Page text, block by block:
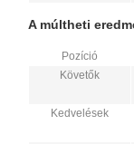
A múltheti
Pozíció
Követők
Kedvelések